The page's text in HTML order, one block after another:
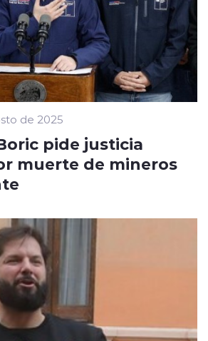
de 2025
pide justicia
muerte de mineros